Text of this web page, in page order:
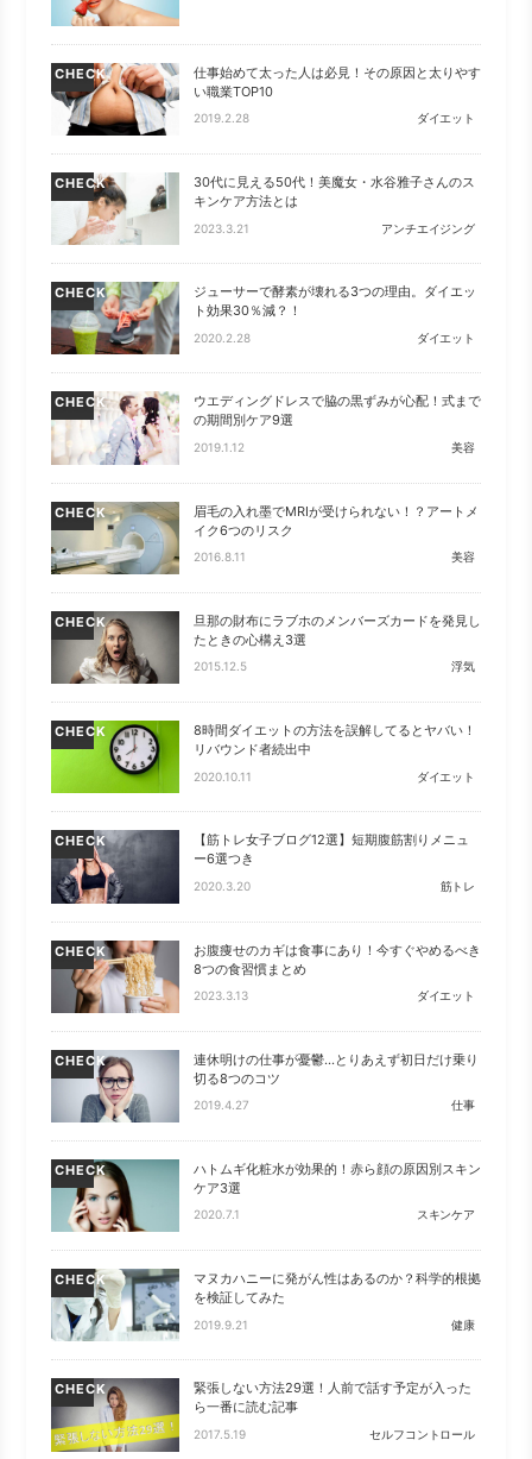
CHECK
仕事始めて太った人は必見！その原因と太りやす
い職業TOP10
2019.2.28 ダイエット
CHECK
30代に見える50代！美魔女・水谷雅子さんのス
キンケア方法とは
2023.3.21 アンチエイジング
CHECK
ジューサーで酵素が壊れる3つの理由。ダイエッ
ト効果30％減？！
2020.2.28 ダイエット
CHECK
ウエディングドレスで脇の黒ずみが心配！式まで
の期間別ケア9選
2019.1.12 美容
CHECK
眉毛の入れ墨でMRIが受けられない！？アートメ
イク6つのリスク
2016.8.11 美容
CHECK
旦那の財布にラブホのメンバーズカードを発見し
たときの心構え3選
2015.12.5 浮気
CHECK
8時間ダイエットの方法を誤解してるとヤバい！
リバウンド者続出中
2020.10.11 ダイエット
CHECK
【筋トレ女子ブログ12選】短期腹筋割りメニュ
ー6選つき
2020.3.20 筋トレ
CHECK
お腹痩せのカギは食事にあり！今すぐやめるべき
8つの食習慣まとめ
2023.3.13 ダイエット
CHECK
連休明けの仕事が憂鬱…とりあえず初日だけ乗り
切る8つのコツ
2019.4.27 仕事
CHECK
ハトムギ化粧水が効果的！赤ら顔の原因別スキン
ケア3選
2020.7.1 スキンケア
CHECK
マヌカハニーに発がん性はあるのか？科学的根拠
を検証してみた
2019.9.21 健康
CHECK
緊張しない方法29選！人前で話す予定が入った
ら一番に読む記事
2017.5.19 セルフコントロール